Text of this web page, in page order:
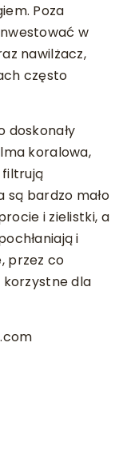
Poza
w
nawilżacz,
często
doskonały
koralowa,
filtrują
są bardzo mało
i zielistki, a
i
przez co
dla